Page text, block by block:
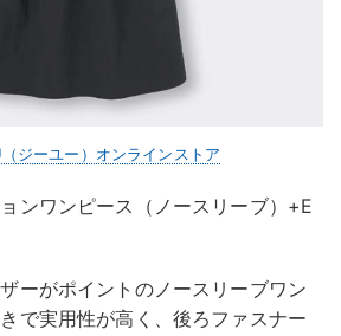
ジーユー）オンラインストア
ンワンピース（ノースリーブ）+E
ーがポイントのノースリーブワン
で実用性が高く、後ろファスナー